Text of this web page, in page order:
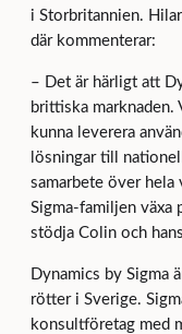
i Storbritannien.
där kommenterar:
– Det är härligt att
brittiska marknaden.
kunna leverera
lösningar till
samarbete över hela
Sigma-familjen växa
stödja Colin och
Dynamics by Sigma
rötter i Sverige.
konsultföretag med